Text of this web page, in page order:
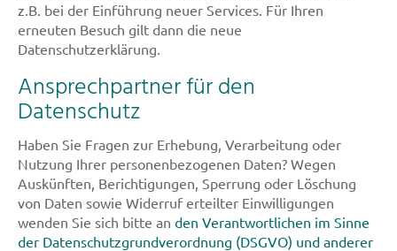
z.B. bei der Einführung neuer Services. Für Ihren
erneuten Besuch gilt dann die neue
Datenschutzerklärung.
Ansprechpartner für den
Datenschutz
Haben Sie Fragen zur Erhebung, Verarbeitung oder
Nutzung Ihrer personenbezogenen Daten? Wegen
Auskünften, Berichtigungen, Sperrung oder Löschung
von Daten sowie Widerruf erteilter Einwilligungen
wenden Sie sich bitte an den Verantwortlichen im Sinne
der Datenschutzgrundverordnung (DSGVO) und anderer